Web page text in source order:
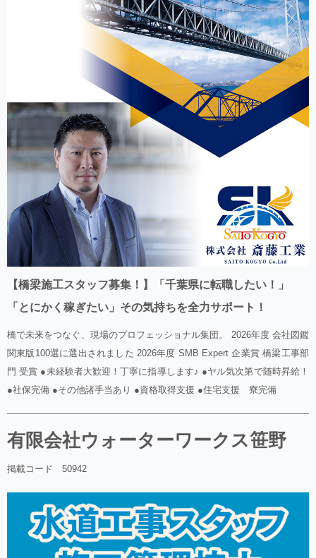
【橋梁施工スタッフ募集！】「千葉県に転職したい！」
「とにかく稼ぎたい」その気持ちを全力サポート！
橋で未来をつなぐ、現場のプロフェッショナル集団。 2026年度 会社図鑑
関東版100選に選出されました 2026年度 SMB Expert 企業賞 橋梁工事部
門 受賞 ●未経験者大歓迎！丁寧に指導します♪ ●ヤル気次第で随時昇給！
●社保完備 ●その他諸手当あり ●資格取得支援 ●住宅支援 寮完備
有限会社ウォーターワークス笹野
掲載コード 50942